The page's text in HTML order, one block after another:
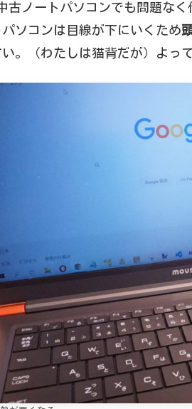
古ノートパソコンでも問題なく
ソコンは目線が下にいくため
。（わたしは猫背だが）よっ